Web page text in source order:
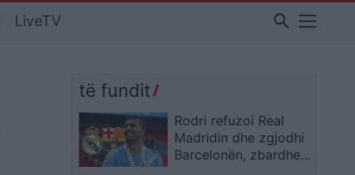
LiveTV search
të fundit
Rodri refuzoi Real
Madridin dhe zgjodhi
Barcelonën, zbardhen